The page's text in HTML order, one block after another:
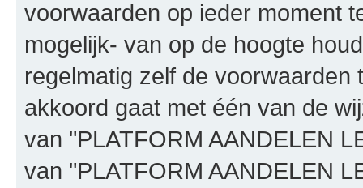
voorwaarden op ieder moment
mogelijk- van op de hoogte
regelmatig zelf de voorwaarden
akkoord gaat met één van de
van "PLATFORM AANDELEN
van "PLATFORM AANDELEN